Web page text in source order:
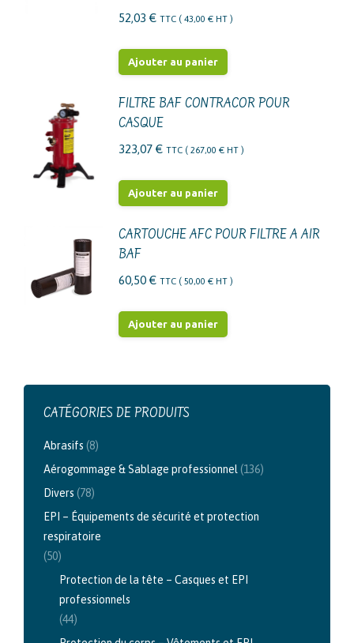
produit
52,03 € TTC ( 43,00 € HT )
Ajouter au panier
FILTRE BAF CONTRACOR POUR
CASQUE
323,07 € TTC ( 267,00 € HT )
Ajouter au panier
CARTOUCHE AFC POUR FILTRE A AIR
BAF
60,50 € TTC ( 50,00 € HT )
Ajouter au panier
CATÉGORIES DE PRODUITS
Abrasifs (8)
Aérogommage & Sablage professionnel (136)
Divers (78)
EPI – Équipements de sécurité et protection
respiratoire
(50)
Protection de la tête – Casques et EPI
professionnels
(44)